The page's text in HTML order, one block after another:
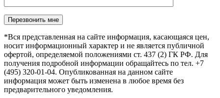
Оставьте это поле пустым.
*Вся представленная на сайте информация, касающаяся цен,
носит информационный характер и не является публичной
офертой, определяемой положениями ст. 437 (2) ГК РФ. Для
получения подробной информации обращайтесь по тел. +7
(495) 320-01-04. Опубликованная на данном сайте
информация может быть изменена в любое время без
предварительного уведомления.